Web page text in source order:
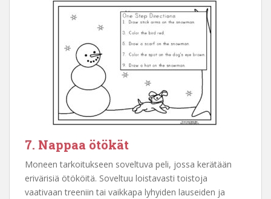
7. Nappaa ötökät
Moneen tarkoitukseen soveltuva peli, jossa kerätään
erivärisiä ötököitä. Soveltuu loistavasti toistoja
vaativaan treeniin tai vaikkapa lyhyiden lauseiden ja